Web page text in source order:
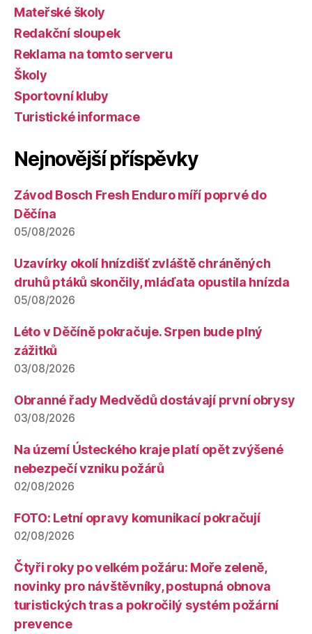
Mateřské školy
Redakční sloupek
Reklama na tomto serveru
Školy
Sportovní kluby
Turistické informace
Nejnovější příspěvky
Závod Bosch Fresh Enduro míří poprvé do
Děčína
05/08/2026
Uzavírky okolí hnízdišť zvláště chráněných
druhů ptáků skončily, mláďata opustila hnízda
05/08/2026
Léto v Děčíně pokračuje. Srpen bude plný
zážitků
03/08/2026
Obranné řady Medvědů dostávají první obrysy
03/08/2026
Na území Ústeckého kraje platí opět zvýšené
nebezpečí vzniku požárů
02/08/2026
FOTO: Letní opravy komunikací pokračují
02/08/2026
Čtyři roky po velkém požáru: Moře zeleně,
novinky pro návštěvníky, postupná obnova
turistických tras a pokročilý systém požární
prevence